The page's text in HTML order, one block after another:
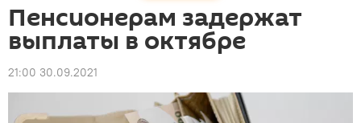
Пенсионерам задержат
выплаты в октябре
21:00 30.09.2021